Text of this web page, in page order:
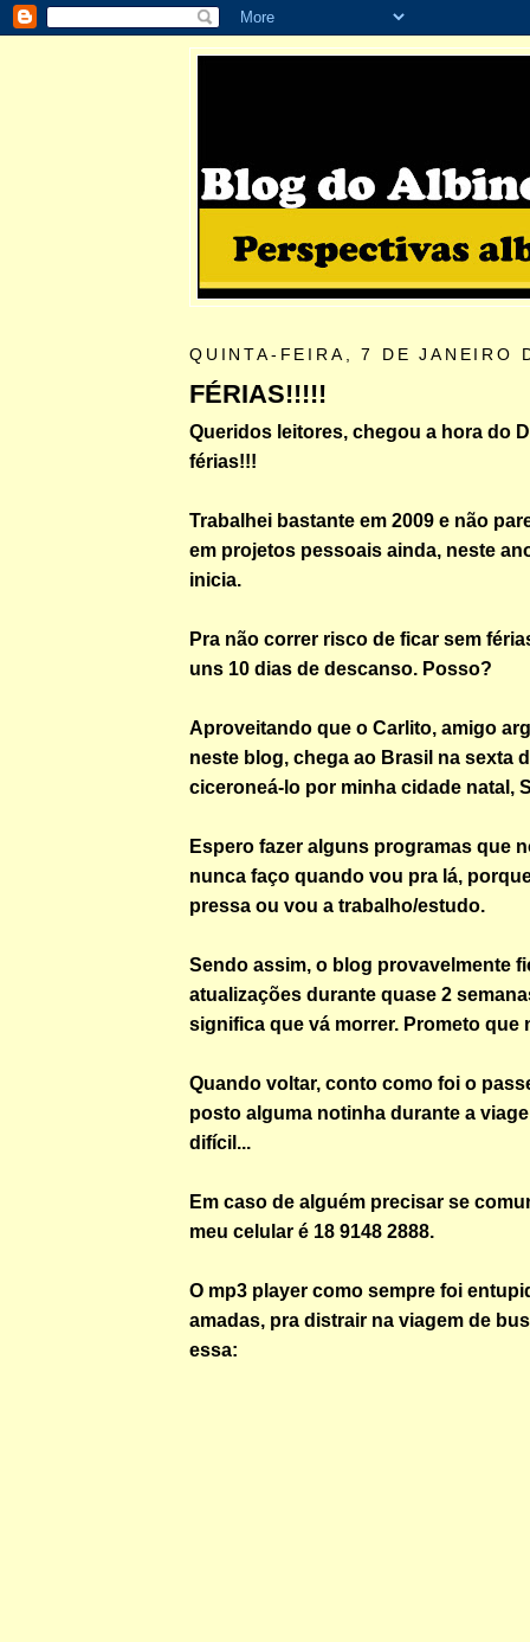
QUINTA-FEIRA, 7 DE JANEIRO
FÉRIAS!!!!!
Queridos leitores, chegou a hora do
férias!!!
Trabalhei bastante em 2009 e não
em projetos pessoais ainda, neste
inicia.
Pra não correr risco de ficar sem
uns 10 dias de descanso. Posso?
Aproveitando que o Carlito, amigo
neste blog, chega ao Brasil na sexta
ciceroneá-lo por minha cidade natal,
Espero fazer alguns programas que
nunca faço quando vou pra lá,
pressa ou vou a trabalho/estudo.
Sendo assim, o blog provavelmente
atualizações durante quase 2
significa que vá morrer. Prometo que
Quando voltar, conto como foi o
posto alguma notinha durante a
difícil...
Em caso de alguém precisar se
meu celular é 18 9148 2888.
O mp3 player como sempre foi
amadas, pra distrair na viagem de
essa: